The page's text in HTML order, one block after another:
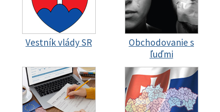
Vestník vlády SR
Obchodovanie s
ľuďmi